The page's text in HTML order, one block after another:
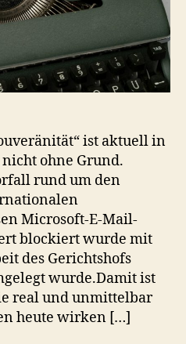
ist aktuell in
ohne Grund.
rund um den
Microsoft-E-Mail-
blockiert wurde mit
des Gerichtshofs
wurde.Damit ist
real und unmittelbar
heute wirken […]